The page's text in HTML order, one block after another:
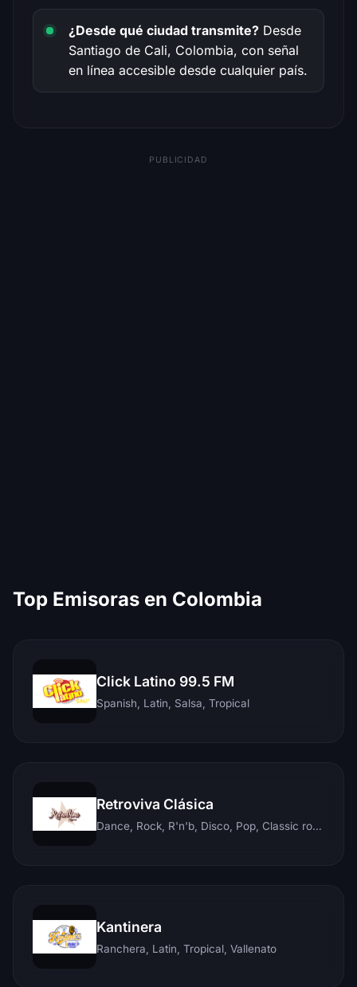
¿Desde qué ciudad transmite? Desde
Santiago de Cali, Colombia, con señal
en línea accesible desde cualquier país.
PUBLICIDAD
Top Emisoras en Colombia
Click Latino 99.5 FM
Spanish, Latin, Salsa, Tropical
Retroviva Clásica
Dance, Rock, R'n'b, Disco, Pop, Classic rock, Techno, Reggae
Kantinera
Ranchera, Latin, Tropical, Vallenato